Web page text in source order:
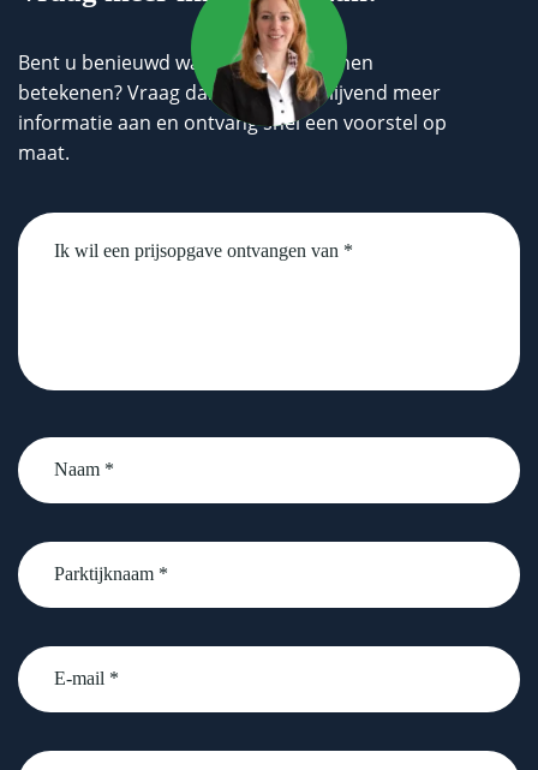
Bent u benieuwd wat wij voor u kunnen
betekenen? Vraag dan geheel vrijblijvend meer
informatie aan en ontvang snel een voorstel op
maat.
Untitled
Naam
*
Parktijknaam
*
email
Telefoonnummer